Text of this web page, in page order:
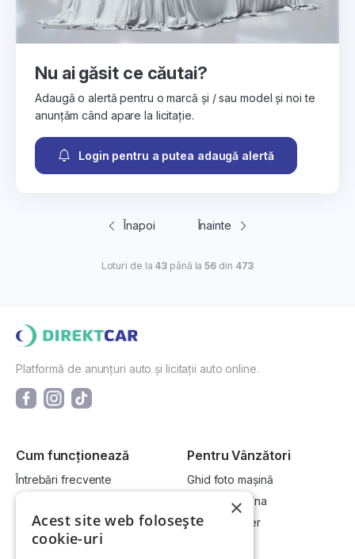
Nu ai găsit ce căutai?
Adaugă o alertă pentru o marcă și / sau model și noi te
anunțăm când apare la licitație.
Login pentru a putea adaugă alertă
Înapoi Înainte
Loturi de la 43 până la56 din 473
Platformă de anunțuri auto și licitații auto online.
Cum funcționează
Întrebări frecvente
Cum vând la licitație?
Pentru Vânzători
Ghid foto mașină
Vinde-ți mașina
Devino dealer
×
Acest site web folosește
cookie-uri